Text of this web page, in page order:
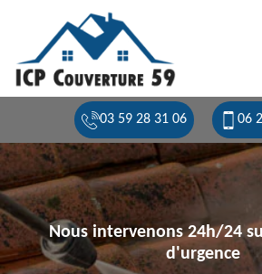
03 59 28 31 06 06
Nous intervenons 24h/24
d'urgence